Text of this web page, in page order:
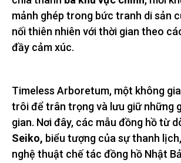
mảnh ghép trong bức tranh di sản
nối thiên nhiên với thời gian theo
đầy cảm xúc.
Timeless Arboretum, một không
trôi để trân trọng và lưu giữ những
gian. Nơi đây, các mẫu đồng hồ từ
Seiko, biểu tượng của sự thanh
nghệ thuật chế tác đồng hồ Nhật